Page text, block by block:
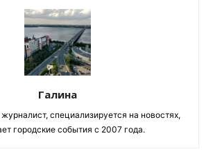
Галина
специализируется на новостях,
городские события с 2007 года.